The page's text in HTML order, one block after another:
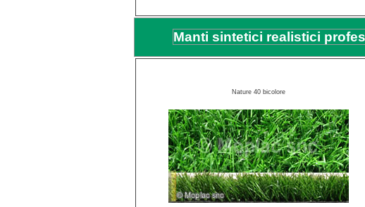
Manti sintetici realistici
Nature 40 bicolore